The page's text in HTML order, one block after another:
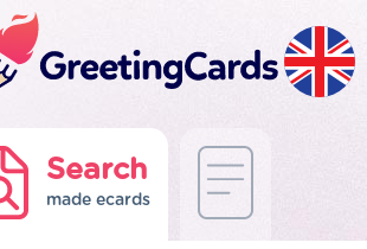
Search
made ecards